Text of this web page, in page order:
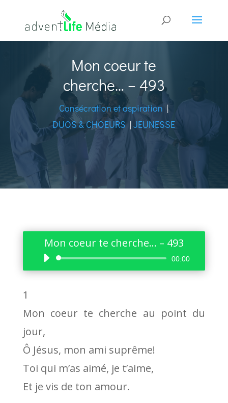
Mon coeur te
cherche… – 493
Consécration et aspiration |
DUOS & CHOEURS|JEUNESSE
Mon coeur te cherche… – 493
Lecteur
audio
00:00
1
Mon coeur te cherche au point du
jour,
Ô Jésus, mon ami suprême!
Toi qui m’as aimé, je t’aime,
Et je vis de ton amour.